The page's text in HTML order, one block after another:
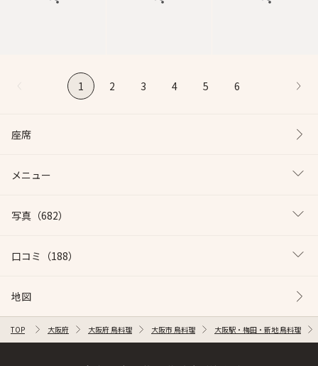
1 2 3 4 5 6
座席
メニュー
写真 （682）
口コミ （188）
地図
TOP 大阪府 大阪府 鳥料理 大阪市 鳥料理 大阪駅・梅田・新地 鳥料理